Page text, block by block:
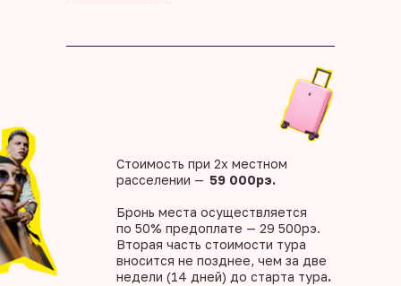
Стоимость при 2х местном
расселении — 59 000рэ.
Бронь места осуществляется
по 50% предоплате — 29 500рэ.
Вторая часть стоимости тура
вносится не позднее, чем за две
недели (14 дней) до старта тура.